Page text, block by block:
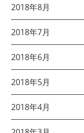
2018年8月
2018年7月
2018年6月
2018年5月
2018年4月